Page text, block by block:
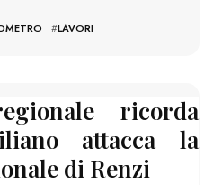
#LAVORI
ricorda
attacca la
di Renzi